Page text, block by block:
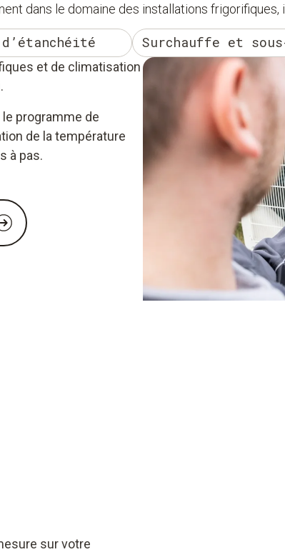
dans le domaine des installations
Surchauffe et
et de climatisation
programme de
de la température
à pas.
sur votre